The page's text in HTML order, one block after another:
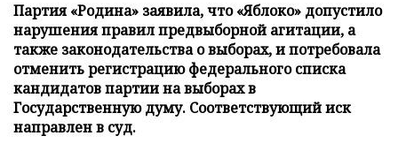
Партия «Родина» заявила, что «Яблоко» допустило
нарушения правил предвыборной агитации, а
также законодательства о выборах, и потребовала
отменить регистрацию федерального списка
кандидатов партии на выборах в
Государственную думу. Соответствующий иск
направлен в суд.